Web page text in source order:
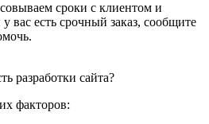
сроки с клиентом и
вас есть срочный заказ, сообщите
разработки сайта?
факторов: